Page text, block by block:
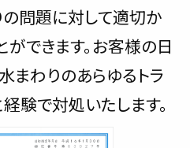
の問題に対して適切か
できます。お客様の日
まわりのあらゆるトラ
験で対処いたします。